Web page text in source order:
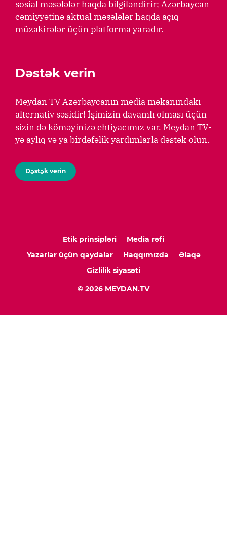
sosial məsələlər haqda bilgiləndirir; Azərbaycan
cəmiyyətinə aktual məsələlər haqda açıq
müzakirələr üçün platforma yaradır.
Dəstək verin
Meydan TV Azərbaycanın media məkanındakı
alternativ səsidir! İşimizin davamlı olması üçün
sizin də köməyinizə ehtiyacımız var. Meydan TV-
yə aylıq və ya birdəfəlik yardımlarla dəstək olun.
Dəstək verin
Etik prinsipləri
Media rəfi
Yazarlar üçün qaydalar
Haqqımızda
Əlaqə
Gizlilik siyasəti
© 2026 MEYDAN.TV